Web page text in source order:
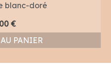
blanc-doré
€
PANIER